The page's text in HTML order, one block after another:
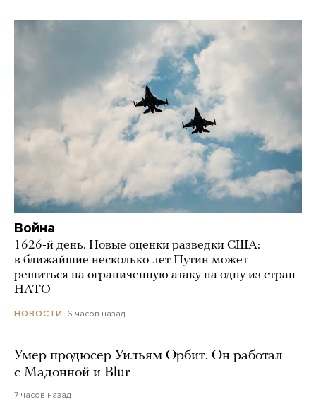
Война
1626-й день. Новые оценки разведки США:
в ближайшие несколько лет Путин может
решиться на ограниченную атаку на одну из стран
НАТО
НОВОСТИ 6 часов назад
Умер продюсер Уильям Орбит. Он работал
с Мадонной и Blur
7 часов назад